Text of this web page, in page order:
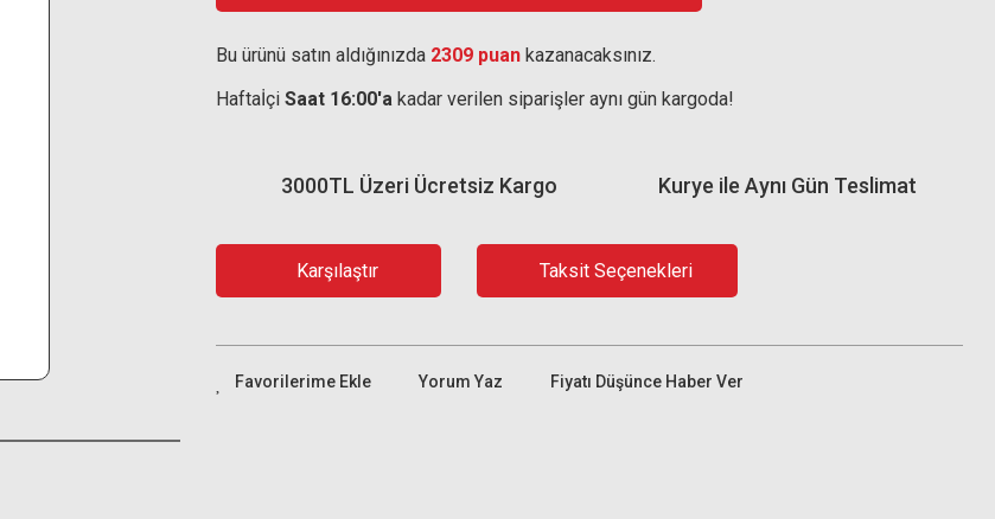
Bu ürünü satın aldığınızda 2309 puan kazanacaksınız.
Haftaİçi Saat 16:00'a kadar verilen siparişler aynı gün kargoda!
Kurye ile Aynı Gün Teslimat
3000TL Üzeri Ücretsiz Kargo
Karşılaştır Taksit Seçenekleri
Yorum Yaz Fiyatı Düşünce Haber Ver